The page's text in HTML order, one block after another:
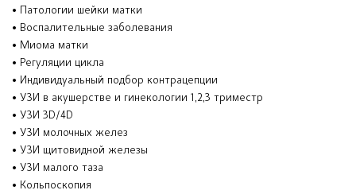
• Патологии шейки матки
• Воспалительные заболевания
• Миома матки
• Регуляции цикла
• Индивидуальный подбор контрацепции
• УЗИ в акушерстве и гинекологии 1,2,3 триместр
• УЗИ 3D/4D
• УЗИ молочных желез
• УЗИ щитовидной железы
• УЗИ малого таза
• Кольпоскопия